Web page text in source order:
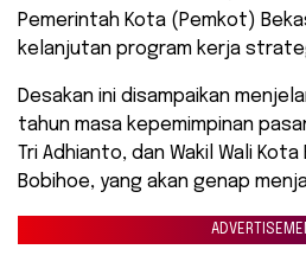
Pemerintah Kota (Pemkot)
kelanjutan program kerja
Desakan ini disampaikan
tahun masa kepemimpinan
Tri Adhianto, dan Wakil Wali Kota
Bobihoe, yang akan genap